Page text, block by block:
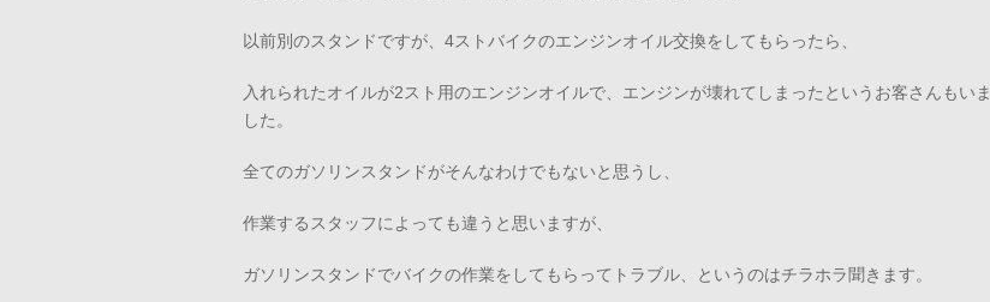
以前別のスタンドですが、4ストバイクのエンジンオイル交換をしてもらったら、
入れられたオイルが2スト用のエンジンオイルで、エンジンが壊れてしまったというお客さんもいま
した。
全てのガソリンスタンドがそんなわけでもないと思うし、
作業するスタッフによっても違うと思いますが、
ガソリンスタンドでバイクの作業をしてもらってトラブル、というのはチラホラ聞きます。